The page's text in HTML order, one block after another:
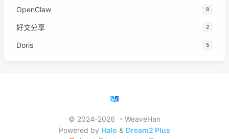
OpenClaw 8
好文分享 2
Doris 5
© 2024-2026
WeaveHan
Powered by Halo & Dream2 Plus